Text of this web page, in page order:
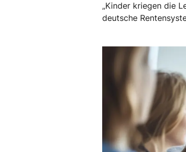
„Kinder kriegen die
deutsche